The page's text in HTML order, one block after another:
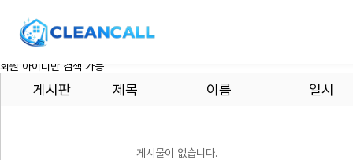
회원 아이디만 검색 가능
게시판 제목 이름 일시
게시물이 없습니다.